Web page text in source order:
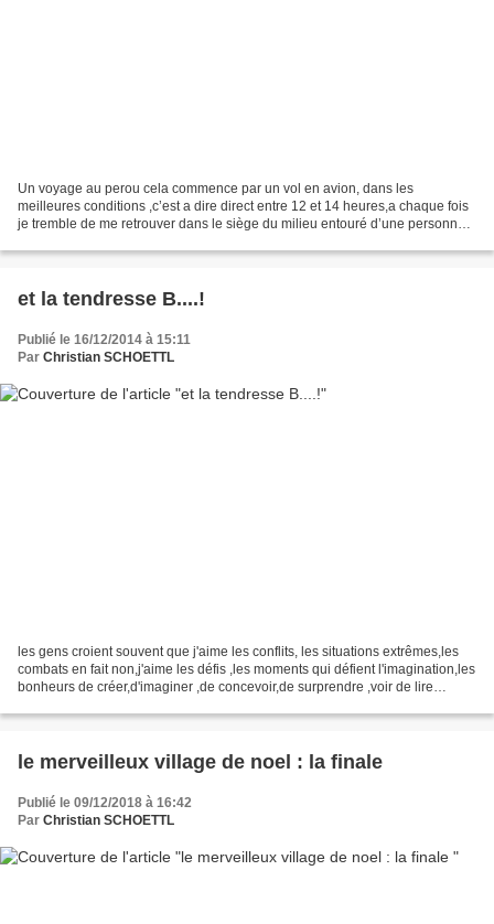
Un voyage au perou cela commence par un vol en avion, dans les
meilleures conditions ,c’est a dire direct entre 12 et 14 heures,a chaque fois
je tremble de me retrouver dans le siège du milieu entouré d’une personne
et la tendresse B....!
Publié le 16/12/2014 à 15:11
Par Christian SCHOETTL
les gens croient souvent que j'aime les conflits, les situations extrêmes,les
combats en fait non,j'aime les défis ,les moments qui défient l'imagination,les
bonheurs de créer,d'imaginer ,de concevoir,de surprendre ,voir de lire
le merveilleux village de noel : la finale
Publié le 09/12/2018 à 16:42
Par Christian SCHOETTL